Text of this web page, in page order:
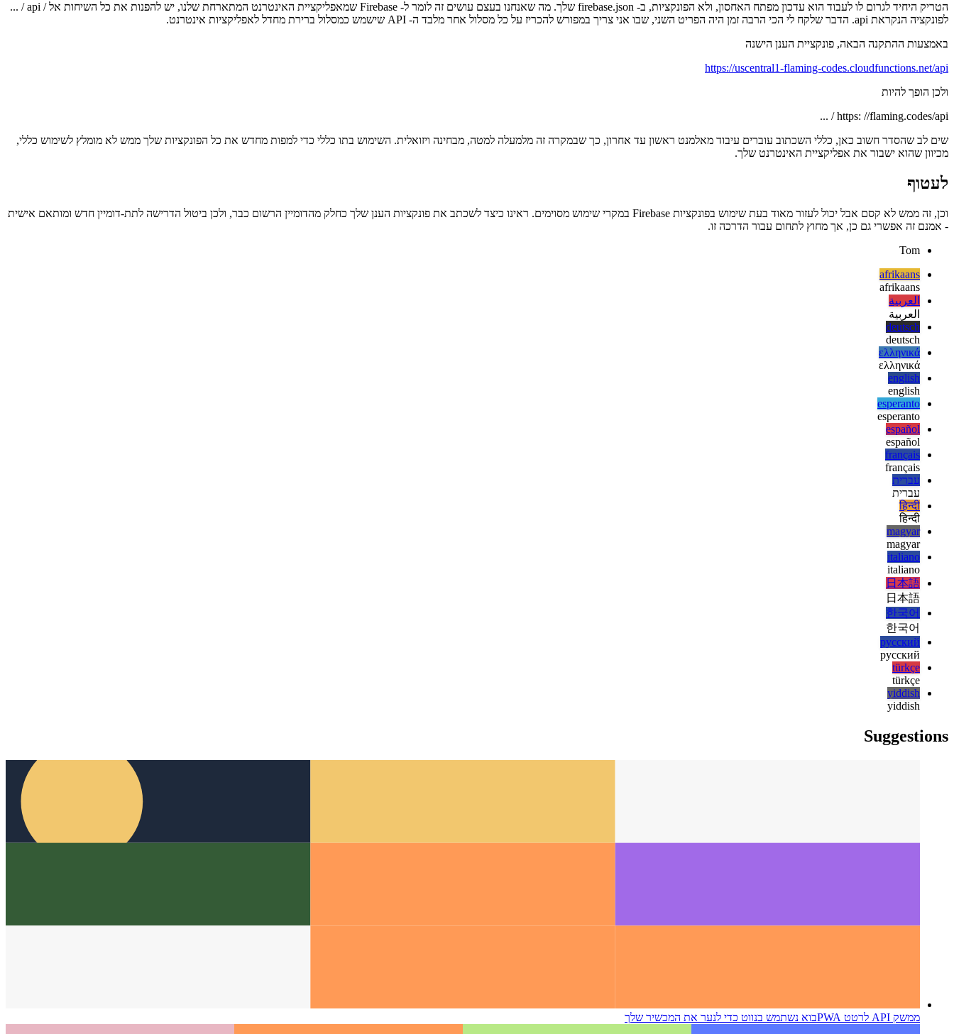
}
לפונקציה הנקראת api. הדבר שלקח לי הכי הרבה זמן היה הפריט השני, שבו אני צריך במפורש להכריז על כל מסלול אחר מלבד ה- API שישמש כמסלול ברירת מחדל לאפליקציות אינטרנט.
באמצעות ההתקנה הבאה, פונקציית הענן הישנה
https://uscentral1-flaming-codes.cloudfunctions.net/api
ולכן הופך להיות
https: //flaming.codes/api / ...
שים לב שהסדר חשוב כאן, כללי השכתוב עוברים עיבוד מאלמנט ראשון עד אחרון, כך שבמקרה זה מלמעלה למטה, מבחינה ויזואלית. השימוש בתו כללי כדי למפות מחדש את כל הפונקציות שלך ממש לא מומלץ לשימוש כללי,
מכיוון שהוא ישבור את אפליקציית האינטרנט שלך.
לעטוף
Tom
afrikaans
afrikaans
العربية
العربية
deutsch
deutsch
ελληνικά
ελληνικά
english
english
esperanto
esperanto
español
español
français
français
עברית
עברית
हिन्दी
हिन्दी
magyar
magyar
italiano
italiano
日本語
日本語
한국어
한국어
русский
русский
türkçe
yiddish